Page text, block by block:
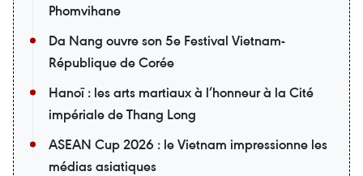
Phomvihane
Da Nang ouvre son 5e Festival Vietnam-
République de Corée
Hanoï : les arts martiaux à l’honneur à la Cité
impériale de Thang Long
ASEAN Cup 2026 : le Vietnam impressionne les
médias asiatiques